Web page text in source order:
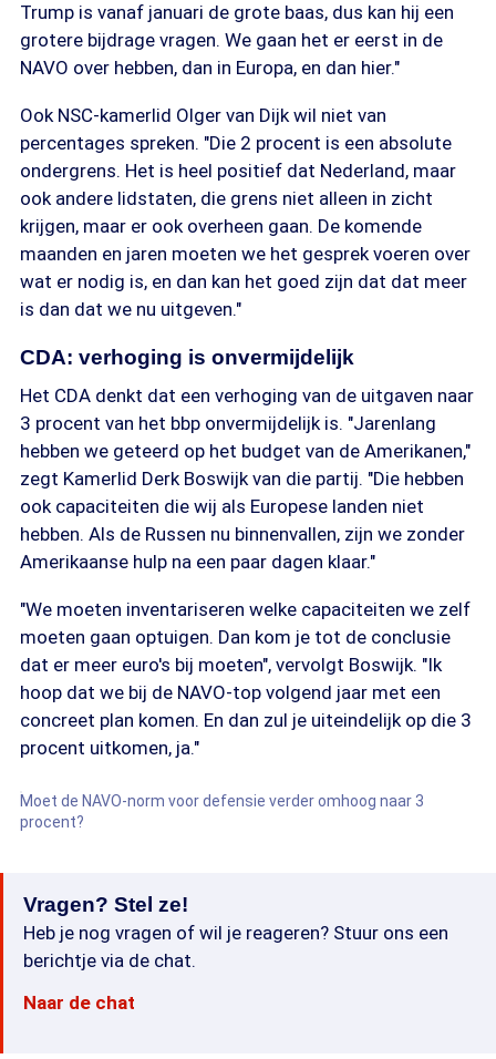
Trump is vanaf januari de grote baas, dus kan hij een
grotere bijdrage vragen. We gaan het er eerst in de
NAVO over hebben, dan in Europa, en dan hier."
Ook NSC-kamerlid Olger van Dijk wil niet van
percentages spreken. "Die 2 procent is een absolute
ondergrens. Het is heel positief dat Nederland, maar
ook andere lidstaten, die grens niet alleen in zicht
krijgen, maar er ook overheen gaan. De komende
maanden en jaren moeten we het gesprek voeren over
wat er nodig is, en dan kan het goed zijn dat dat meer
is dan dat we nu uitgeven."
CDA: verhoging is onvermijdelijk
Het CDA denkt dat een verhoging van de uitgaven naar
3 procent van het bbp onvermijdelijk is. "Jarenlang
hebben we geteerd op het budget van de Amerikanen,"
zegt Kamerlid Derk Boswijk van die partij. "Die hebben
ook capaciteiten die wij als Europese landen niet
hebben. Als de Russen nu binnenvallen, zijn we zonder
Amerikaanse hulp na een paar dagen klaar."
"We moeten inventariseren welke capaciteiten we zelf
moeten gaan optuigen. Dan kom je tot de conclusie
dat er meer euro's bij moeten", vervolgt Boswijk. "Ik
hoop dat we bij de NAVO-top volgend jaar met een
concreet plan komen. En dan zul je uiteindelijk op die 3
procent uitkomen, ja."
Moet de NAVO-norm voor defensie verder omhoog naar 3
procent?
Vragen? Stel ze!
Heb je nog vragen of wil je reageren? Stuur ons een
berichtje via de chat.
Naar de chat